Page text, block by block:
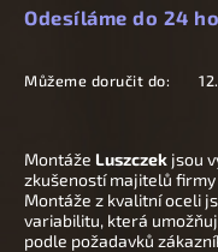
Odesíláme do 24
Můžeme doručit do:
Montáže Luszczek jsou
zkušeností majitelů
Montáže z kvalitní oceli
variabilitu, která
podle požadavků